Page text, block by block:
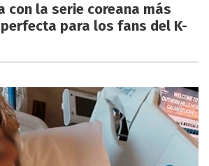
con la serie coreana más
para los fans del K-